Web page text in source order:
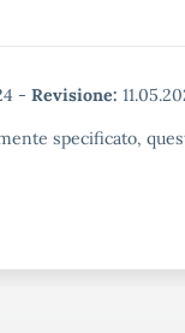
- Revisione:
specificato,